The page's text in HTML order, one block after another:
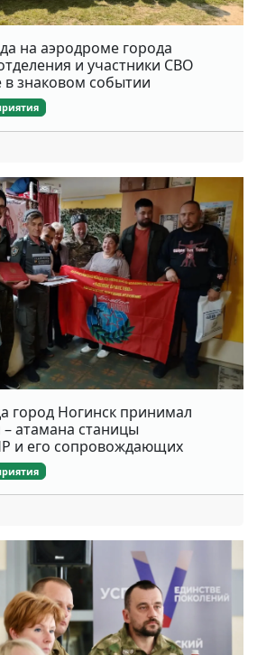
на аэродроме города
и участники СВО
в знаковом событии
город Ногинск принимал
атамана станицы
и его сопровождающих